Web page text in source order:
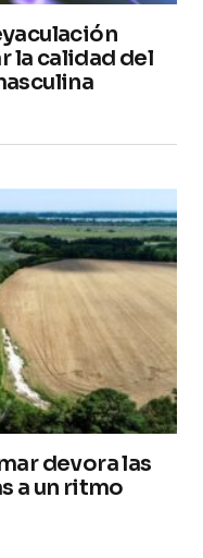
la calidad del
devora las
a un ritmo